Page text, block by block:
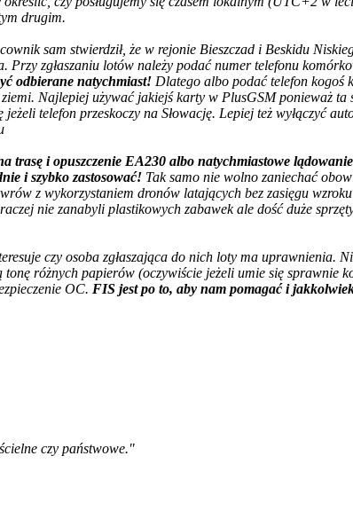
drugim.
sam stwierdził, że w rejonie Bieszczad i Beskidu
zgłaszaniu lotów należy podać numer telefonu
odbierane natychmiast! Dlatego albo podać telefon kogoś
Najlepiej używać jakiejś karty w PlusGSM ponieważ
telefon przeskoczy na Słowację. Lepiej też wyłączyć
trasę i opuszczenie EA230 albo natychmiastowe
i szybko zastosować! Tak samo nie wolno zaniechać
z wykorzystaniem dronów latających bez zasięgu
nie zanabyli plastikowych zabawek ale dość duże
czy osoba zgłaszająca do nich loty ma uprawnienia.
różnych papierów (oczywiście jeżeli umie się sprawnie
OC. FIS jest po to, aby nam pomagać i
czy państwowe."